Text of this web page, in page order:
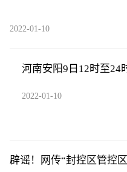
2022-01-10
河南安阳9日12时至24
2022-01-10
辟谣！网传“封控区管控